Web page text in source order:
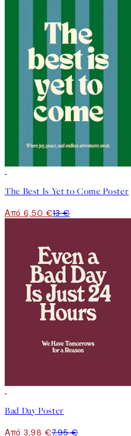
The Best Is Yet to Come Poster
Από 6,50 €13 €
Bad Day Poster
Από 3,98 €7,95 €